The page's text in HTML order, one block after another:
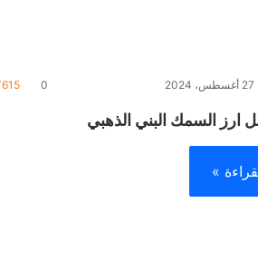
27 أغسطس، 2024 0
ارز السمك البني الذهبي
»